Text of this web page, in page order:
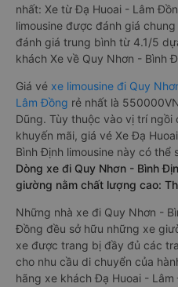
nhất: Xe từ Đạ Huoai - Lâm
limousine được đánh giá
đánh giá trung bình từ 4.1/5
khách Xe về Quy Nhơn - Bình
Giá vé xe limousine đi Quy
Lâm Đồng rẻ nhất là
Dũng. Tùy thuộc vào vị trí
khuyến mãi, giá vé Xe Đạ
Bình Định limousine này có thể
Dòng xe đi Quy Nhơn - Bình
giường nằm chất lượng cao:
Những nhà xe đi Quy Nhơn -
Đồng đều sở hữu những xe
xe được trang bị đầy đủ các
cho nhu cầu di chuyển của
hãng xe khách Đạ Huoai -